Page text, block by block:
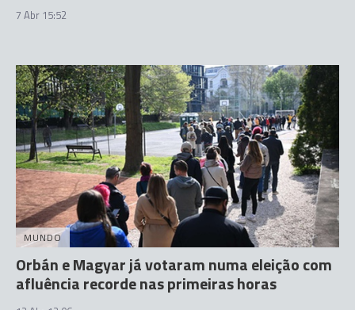
7 Abr 15:52
MUNDO
Orbán e Magyar já votaram numa eleição com
afluência recorde nas primeiras horas